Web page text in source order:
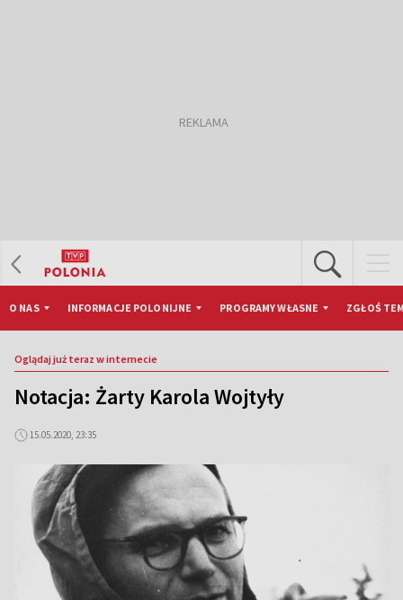
O NAS INFORMACJE POLONIJNE PROGRAMY WŁASNE ZGŁOŚ
Oglądaj już teraz w internecie
Notacja: Żarty Karola Wojtyły
15.05.2020, 23:35